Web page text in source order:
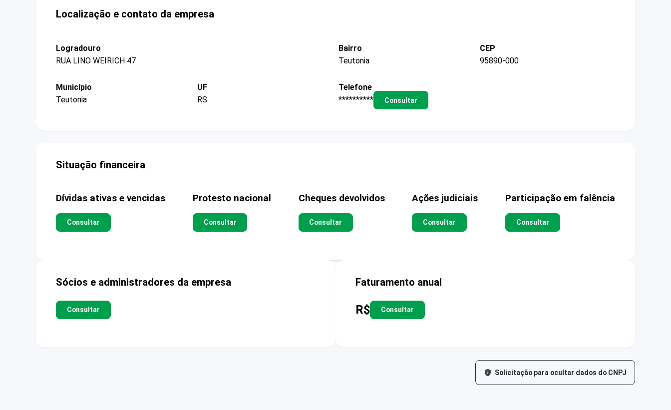
Localização e contato da empresa
Logradouro
RUA LINO WEIRICH 47
Bairro
Teutonia
CEP
95890-000
Município
Teutonia
UF
RS
Telefone
**********
Consultar
Situação financeira
Dívidas ativas e vencidas
Consultar
Protesto nacional
Consultar
Cheques devolvidos
Consultar
Ações judiciais
Consultar
Participação em falência
Consultar
Sócios e administradores da empresa
Consultar
Faturamento anual
R$ Consultar
Solicitação para ocultar dados do CNPJ